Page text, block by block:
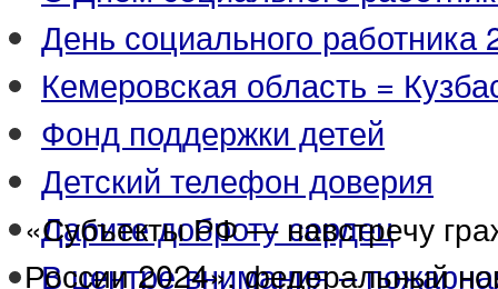
День социального работника
Кемеровская область =
Фонд поддержки детей
Детский телефон доверия
Дарите доброту сердец
В центре внимания –
«Субъекты РФ — навстречу
России 2024»: федеральный